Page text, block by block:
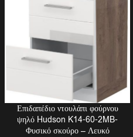
Επιδαπέδιο ντουλάπι φούρνου
ψηλό Hudson K14-60-2MB-
Φυσικό σκούρο – Λευκό